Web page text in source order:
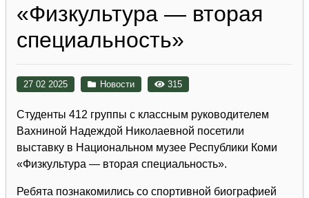
«Физкультура — вторая
специальность»
27 02 2025 Новости 315
Студенты 412 группы с классным руководителем
Вахниной Надеждой Николаевной посетили
выставку в Национальном музее Республики Коми
«Физкультура — вторая специальность».
Ребята познакомились со спортивной биографией